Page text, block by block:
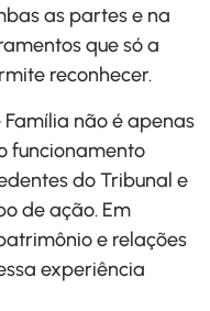
as partes e na
que só a
reconhecer.
não é apenas
funcionamento
do Tribunal e
de ação. Em
e relações
experiência